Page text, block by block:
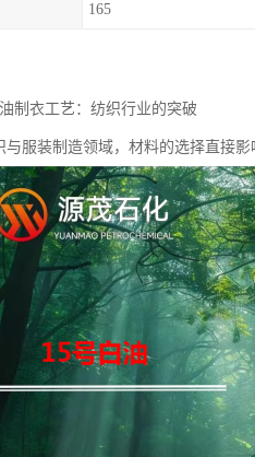
165
制衣工艺：纺织行业的突破
与服装制造领域，材料的选择直接影